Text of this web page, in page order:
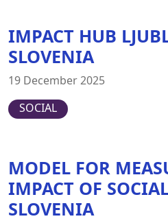
IMPACT HUB
SLOVENIA
19 December 2025
SOCIAL
MODEL FOR
IMPACT OF
SLOVENIA